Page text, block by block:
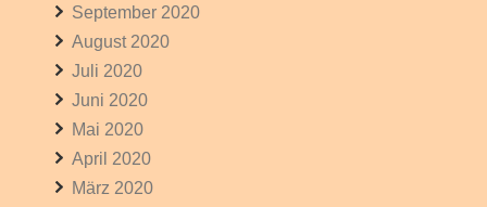
September 2020
August 2020
Juli 2020
Juni 2020
Mai 2020
April 2020
März 2020